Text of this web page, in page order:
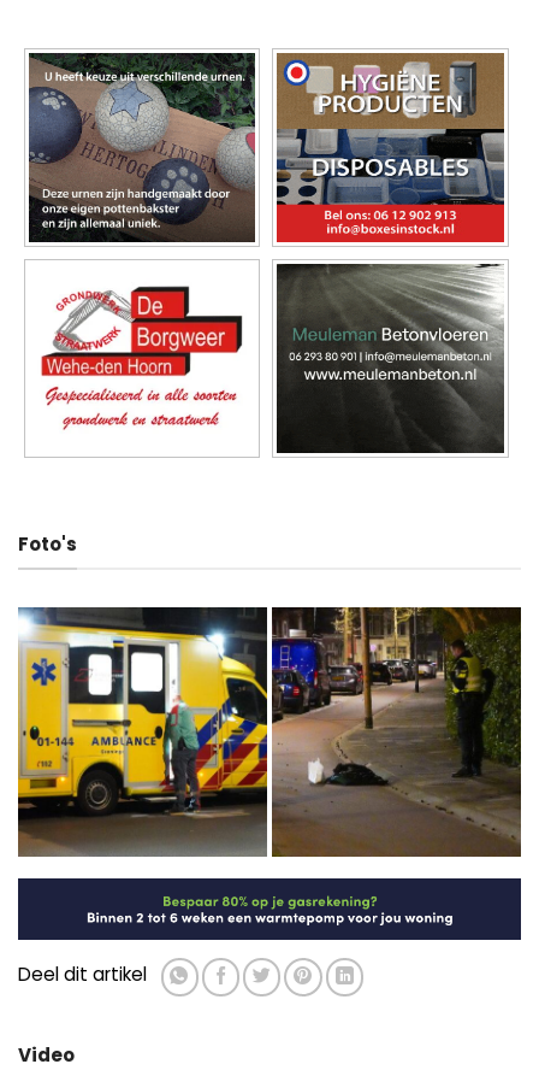
Foto's
Deel dit artikel
Video